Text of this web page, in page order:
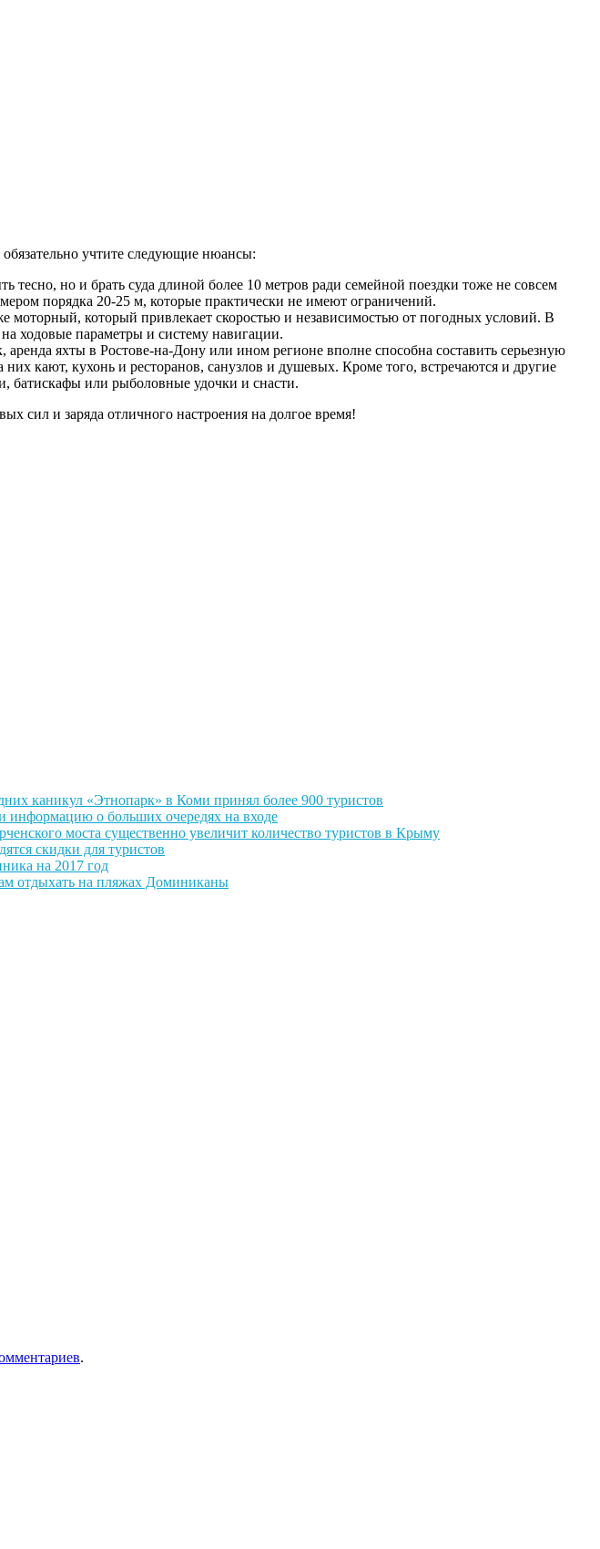
учтите следующие нюансы:
но и брать суда длиной более 10 метров ради семейной поездки тоже не совсем
порядка 20-25 м, которые практически не имеют ограничений.
который привлекает скоростью и независимостью от погодных условий. В
ходовые параметры и систему навигации.
яхты в Ростове-на-Дону или ином регионе вполне способна составить серьезную
кают, кухонь и ресторанов, санузлов и душевых. Кроме того, встречаются и другие
батискафы или рыболовные удочки и снасти.
сил и заряда отличного настроения на долгое время!
каникул «Этнопарк» в Коми принял более 900 туристов
информацию о больших очередях на входе
моста существенно увеличит количество туристов в Крыму
скидки для туристов
на 2017 год
отдыхать на пляжах Доминиканы
.